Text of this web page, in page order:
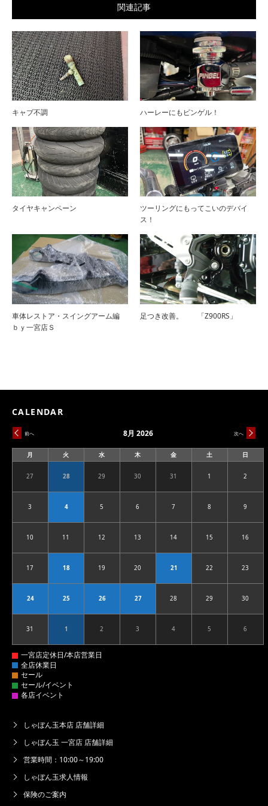
関連記事
キャブ不調 ハーレーにもピンゲル！
タイヤキャンペーン
ツーリングにもってこいのデバイ
ス！
車体レストア・スイングアーム編
ｂｙ一宮店Ｓ
足つき改善。 「Z900RS」
CALENDAR
前へ 次へ
8月 2026
月
曜
火
曜
水
曜
木
曜
金
曜
土
曜
日
曜
272026.07.27 282026.07.28 292026.07.29 302026.07.30 312026.07.31 12026.08.01 2
32026.08.03 42026.08.04 52026.08.05 62026.08.06 72026.08.07 82026.08.08 9
102026.08.10 112026.08.11 122026.08.12 132026.08.13 142026.08.14 152026.08.15 16
172026.08.17 182026.08.18 192026.08.19 202026.08.20 212026.08.21 222026.08.22 23
242026.08.24 252026.08.25 262026.08.26 272026.08.27 282026.08.28 292026.08.29 30
312026.08.31 12026.09.01 22026.09.02 32026.09.03 42026.09.04 52026.09.05 6
しゃぼん玉本店 店舗詳細
しゃぼん玉 一宮店 店舗詳細
営業時間：10:00～19:00
しゃぼん玉求人情報
保険のご案内